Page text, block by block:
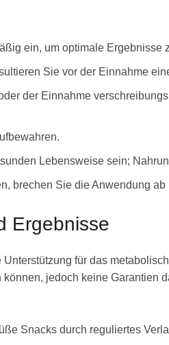
ein, um optimale Ergebnisse
Sie vor der Einnahme
der Einnahme
Lebensweise sein;
brechen Sie die Anwendung
Ergebnisse
für das
jedoch keine
Snacks durch reguliertes